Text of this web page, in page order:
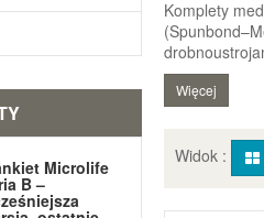
Microlife
B –
Komplety
Więcej
Widok :